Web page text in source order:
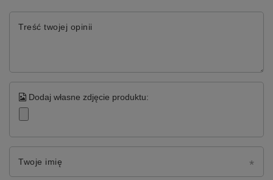
Treść twojej opinii
Dodaj własne zdjęcie produktu:
Twoje imię